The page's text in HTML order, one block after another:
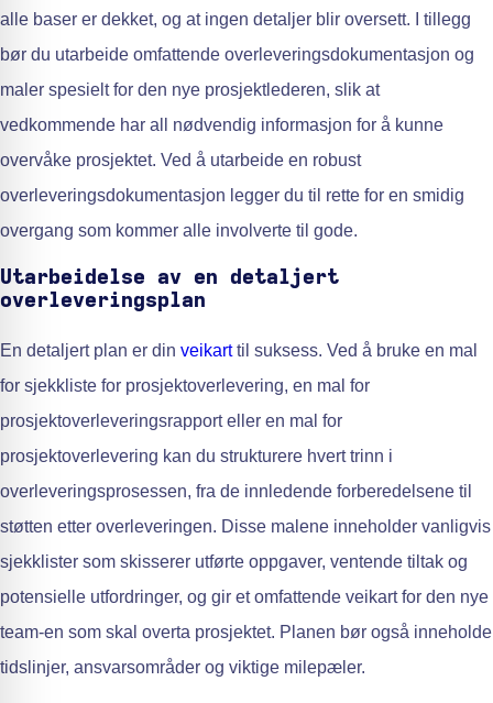
alle baser er dekket, og at ingen detaljer blir oversett. I tillegg
bør du utarbeide omfattende overleveringsdokumentasjon og
maler spesielt for den nye prosjektlederen, slik at
vedkommende har all nødvendig informasjon for å kunne
overvåke prosjektet. Ved å utarbeide en robust
overleveringsdokumentasjon legger du til rette for en smidig
overgang som kommer alle involverte til gode.
Utarbeidelse av en detaljert
overleveringsplan
En detaljert plan er din veikarttil suksess. Ved å bruke en mal
for sjekkliste for prosjektoverlevering, en mal for
prosjektoverleveringsrapport eller en mal for
prosjektoverlevering kan du strukturere hvert trinn i
overleveringsprosessen, fra de innledende forberedelsene til
støtten etter overleveringen. Disse malene inneholder vanligvis
sjekklister som skisserer utførte oppgaver, ventende tiltak og
potensielle utfordringer, og gir et omfattende veikart for den nye
team-en som skal overta prosjektet. Planen bør også inneholde
tidslinjer, ansvarsområder og viktige milepæler.